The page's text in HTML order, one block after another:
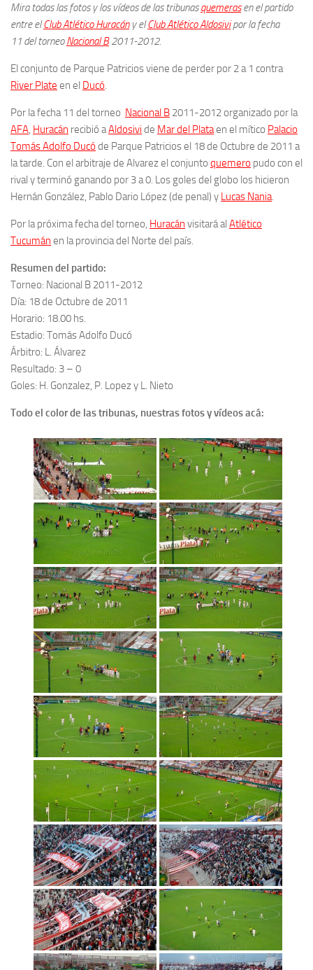
Mira todas las fotos y los vídeos de las tribunasquemerasen el partido
entre elClub Atlético Huracány elClub Atlético Aldosivipor la fecha
11 del torneoNacional B2011-2012.
El conjunto de Parque Patricios viene de perder por 2 a 1 contra
River Plate en el Ducó
Por la fecha 11 del torneo Nacional B 2011-2012 organizado por la
AFA Huracán recibió aAldosivi de Mar del Plataen el mítico Palacio
Tomás Adolfo Ducó de Parque Patriciosel 18 de Octubre de 2011 a
la tarde. Con el arbitraje de Alvarez el conjunto quemero pudo con el
rival y terminó ganando por 3 a 0. Los goles del globo los hicieron
Hernán González, Pablo Dario López (de penal) y Lucas Nania
Por la próxima fecha del torneo, Huracán visitará al Atlético
Tucumán en la provincia del Norte del país.
Resumen del partido:
Torneo: Nacional B 2011-2012
Día: 18 de Octubre de 2011
Horario: 18.00 hs.
Estadio: Tomás Adolfo Ducó
Árbitro: L. Álvarez
Resultado: 3 – 0
Goles: H. Gonzalez, P. Lopez y L. Nieto
Todo el color de las tribunas, nuestras fotos y vídeos acá: